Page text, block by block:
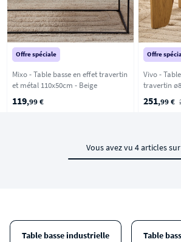
Offre spéciale
Mixo - Table basse en effet travertin
et métal 110x50cm - Beige
119,99 €
Offre
Vivo -
251,99 €
Vous avez vu 4 articles
Table basse industrielle Table